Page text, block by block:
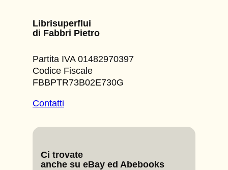
Librisuperflui
di Fabbri Pietro
Partita IVA 01482970397
Codice Fiscale
FBBPTR73B02E730G
Contatti
Ci trovate
anche su eBay ed Abebooks